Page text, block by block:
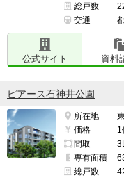
総戸数
交通
公式サイト 資料
ピアース石神井公園
所在地
価格
1
間取
専有面積
総戸数